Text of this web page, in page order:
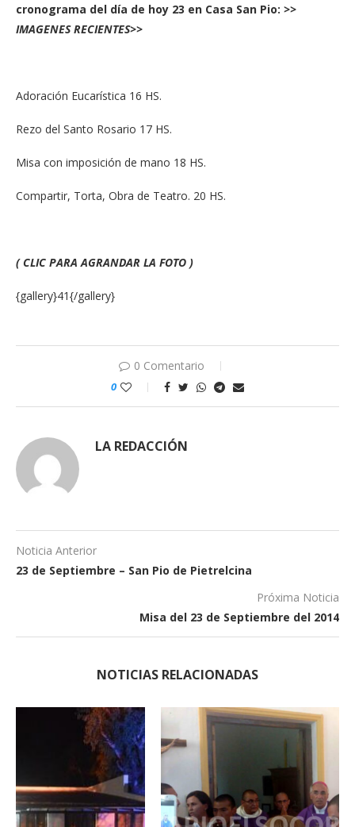
cronograma del día de hoy 23 en Casa San Pio: >>
IMAGENES RECIENTES>>
Adoración Eucarística 16 HS.
Rezo del Santo Rosario 17 HS.
Misa con imposición de mano 18 HS.
Compartir, Torta, Obra de Teatro. 20 HS.
( CLIC PARA AGRANDAR LA FOTO )
{gallery}41{/gallery}
0 Comentario
0
LA REDACCIÓN
Noticia Anterior
23 de Septiembre – San Pio de Pietrelcina
Próxima Noticia
Misa del 23 de Septiembre del 2014
NOTICIAS RELACIONADAS